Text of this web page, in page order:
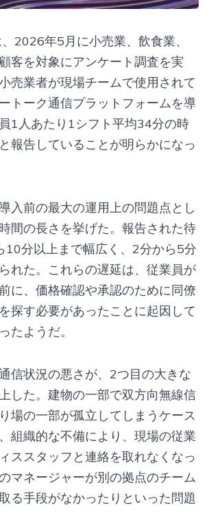
2026年5月に小売業、飲食業、
客を対象にアンケート調査を実
売業者が現場チームで使用されて
トーク通信プラットフォームを導
1人あたり1シフト平均34分の時
報告していることが明らかになっ
入前の最大の運用上の問題点とし
間の長さを挙げた。報告された待
10分以上まで幅広く、2分から5分
れた。これらの遅延は、従業員が
に、価格確認や承認のために同僚
探す必要があったことに起因して
たようだ。
信状況の悪さが、2つ目の大きな
した。建物の一部で双方向無線信
場の一部が孤立してしまうケース
組織的な不備により、現場の従業
ススタッフと連絡を取れなくなっ
マネージャーが別の拠点のチーム
る手段がなかったりといった問題